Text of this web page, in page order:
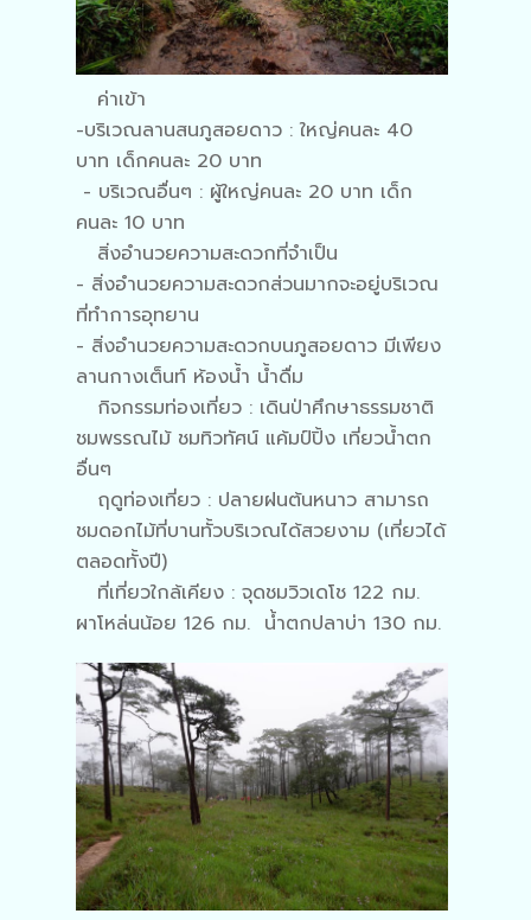
ค่าเข้า
-บริเวณลานสนภูสอยดาว : ใหญ่คนละ 40
บาท เด็กคนละ 20 บาท
- บริเวณอื่นๆ : ผู้ใหญ่คนละ 20 บาท เด็ก
คนละ 10 บาท
สิ่งอำนวยความสะดวกที่จำเป็น
- สิ่งอำนวยความสะดวกส่วนมากจะอยู่บริเวณ
ที่ทำการอุทยาน
- สิ่งอำนวยความสะดวกบนภูสอยดาว มีเพียง
ลานกางเต็นท์ ห้องน้ำ น้ำดื่ม
กิจกรรมท่องเที่ยว : เดินป่าศึกษาธรรมชาติ
ชมพรรณไม้ ชมทิวทัศน์ แค้มป์ปิ้ง เที่ยวน้ำตก
อื่นๆ
ฤดูท่องเที่ยว : ปลายฝนต้นหนาว สามารถ
ชมดอกไม้ที่บานทั้วบริเวณได้สวยงาม (เที่ยวได้
ตลอดทั้งปี)
ที่เที่ยวใกล้เคียง : จุดชมวิวเดโช 122 กม.
ผาโหล่นน้อย 126 กม. น้ําตกปลาบ่า 130 กม.